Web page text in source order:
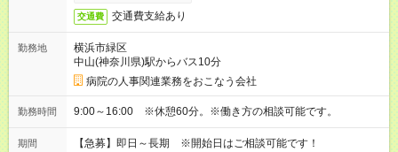
交通費 交通費支給あり
勤務地
横浜市緑区
中山(神奈川県)駅からバス10分
病院の人事関連業務をおこなう会社
勤務時間 9:00～16:00 ※休憩60分。※働き方の相談可能です。
期間 【急募】即日～長期 ※開始日はご相談可能です！